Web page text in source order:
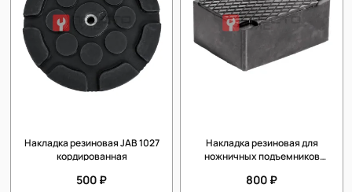
Накладка резиновая JAB 1027
кордированная
500 ₽
Накладка резиновая для
ножничных подъемников
800 ₽